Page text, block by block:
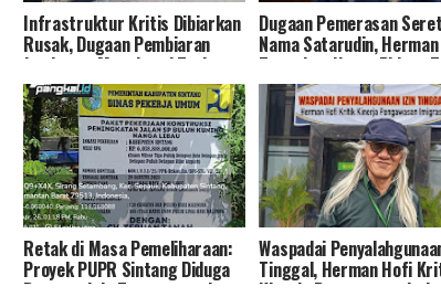
Infrastruktur Kritis Dibiarkan
Rusak, Dugaan Pembiaran
Jembatan Mengkurai Tuai
Kecaman Publik!
Dugaan Pemerasan Seret
Nama Satarudin,
Tegaskan Unsur Pidana
Terpenuhi
Retak di Masa Pemeliharaan:
Proyek PUPR Sintang Diduga
Bermasalah, Transparansi
Waspadai
Tinggal, Herman Hofi
Kinerja Pengawasan